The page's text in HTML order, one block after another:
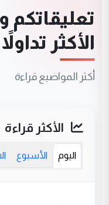
الأكثر تداولاً
أكثر المواضيع قراءة
الأكثر قراءة
اليوم الأسبوع